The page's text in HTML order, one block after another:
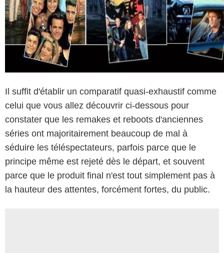
Il suffit d'établir un comparatif quasi-exhaustif comme
celui que vous allez découvrir ci-dessous pour
constater que les remakes et reboots d'anciennes
séries ont majoritairement beaucoup de mal à
séduire les téléspectateurs, parfois parce que le
principe même est rejeté dès le départ, et souvent
parce que le produit final n'est tout simplement pas à
la hauteur des attentes, forcément fortes, du public.